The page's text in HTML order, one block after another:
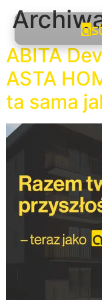
ABITA
ASTA
ta sama